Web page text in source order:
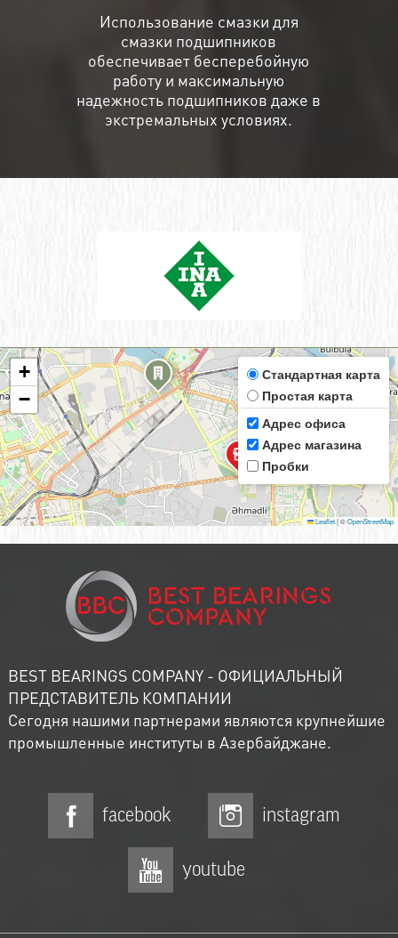
Использование смазки для
смазки подшипников
обеспечивает бесперебойную
работу и максимальную
надежность подшипников даже в
экстремальных условиях.
+
−
Стандартная карта
Простая карта
Адрес офиса
Адрес магазина
Пробки
Leaflet|©OpenStreetMap
BEST BEARINGS COMPANY - ОФИЦИАЛЬНЫЙ
ПРЕДСТАВИТЕЛЬ КОМПАНИИ
Сегодня нашими партнерами являются крупнейшие
промышленные институты в Азербайджане.
facebook instagram
youtube